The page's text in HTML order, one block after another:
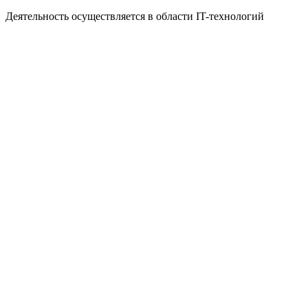
Деятельность осуществляется в области IT-технологий